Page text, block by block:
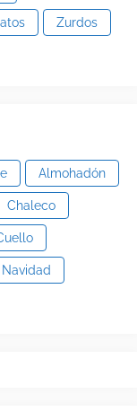
Zurdos
Almohadón
Chaleco
Navidad